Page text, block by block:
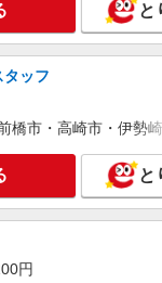
と
ッフ
橋市・高崎市・伊勢
と
円